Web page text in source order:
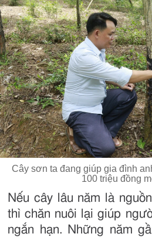
Cây sơn ta đang giúp gia đình
100 triệu đồng
Nếu cây lâu năm là
thì chăn nuôi lại giúp
ngắn hạn. Những năm